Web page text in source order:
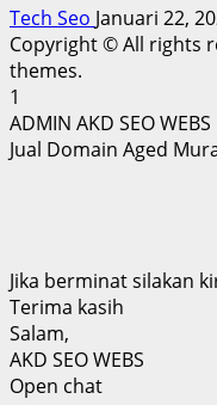
Tech Seo Januari 22,
Copyright © All rights
themes.
1
ADMIN AKD SEO WEBS
Jual Domain Aged
Jika berminat silakan
Terima kasih
Salam,
AKD SEO WEBS
Open chat